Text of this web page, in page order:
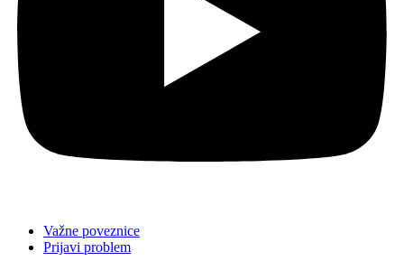
Važne poveznice
Prijavi problem